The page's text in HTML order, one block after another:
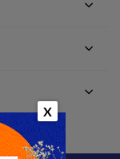
X